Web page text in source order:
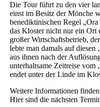
Die Tour führt zu den vier
einst im Besitz der Mönche
benediktinischen Regel
das Kloster nicht nur ein Ort
großer Wirtschaftsbetrieb,
lebte man damals auf
aus ihnen nach der
unterhaltsame Zeitreise vom
endet unter der Linde im
Weitere Informationen
Hier sind die nächsten